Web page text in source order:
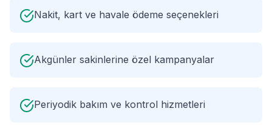
Nakit, kart ve havale ödeme seçenekleri
Akgünler sakinlerine özel kampanyalar
Periyodik bakım ve kontrol hizmetleri